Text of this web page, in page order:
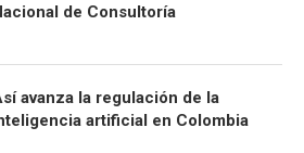
de Consultoría
avanza la regulación de la
artificial en Colombia